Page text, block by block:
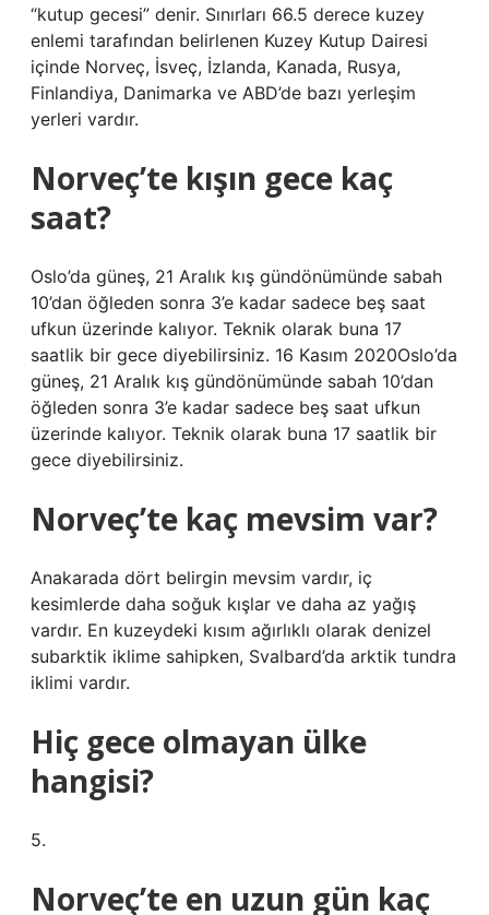
“kutup gecesi” denir. Sınırları 66.5 derece kuzey
enlemi tarafından belirlenen Kuzey Kutup Dairesi
içinde Norveç, İsveç, İzlanda, Kanada, Rusya,
Finlandiya, Danimarka ve ABD’de bazı yerleşim
yerleri vardır.
Norveç’te kışın gece kaç
saat?
Oslo’da güneş, 21 Aralık kış gündönümünde sabah
10’dan öğleden sonra 3’e kadar sadece beş saat
ufkun üzerinde kalıyor. Teknik olarak buna 17
saatlik bir gece diyebilirsiniz. 16 Kasım 2020Oslo’da
güneş, 21 Aralık kış gündönümünde sabah 10’dan
öğleden sonra 3’e kadar sadece beş saat ufkun
üzerinde kalıyor. Teknik olarak buna 17 saatlik bir
gece diyebilirsiniz.
Norveç’te kaç mevsim var?
Anakarada dört belirgin mevsim vardır, iç
kesimlerde daha soğuk kışlar ve daha az yağış
vardır. En kuzeydeki kısım ağırlıklı olarak denizel
subarktik iklime sahipken, Svalbard’da arktik tundra
iklimi vardır.
Hiç gece olmayan ülke
hangisi?
5.
Norveç’te en uzun gün kaç